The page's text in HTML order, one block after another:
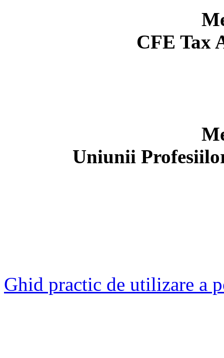
CFE Tax
Uniunii
Ghid practic de utilizare a